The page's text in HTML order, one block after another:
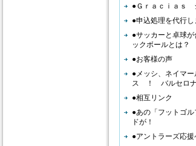
●Ｇｒａｃｉａｓ
●申込処理を代行し
●サッカーと卓球
ックボールとは？
●お客様の声
●メッシ、ネイマー
ス ！ バルセロ
●相互リンク
●あの「フットゴ
ドが！
●アントラーズ応援